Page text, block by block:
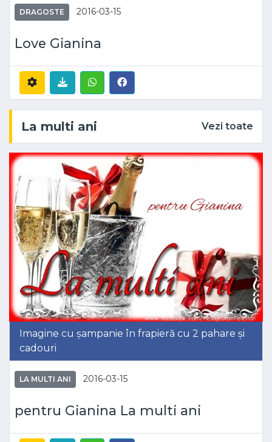
DRAGOSTE 2016-03-15
Love Gianina
La multi ani Vezi toate
Imagine cu șampanie în frapieră cu 2 pahare și
cadouri
LA MULTI ANI 2016-03-15
pentru Gianina La multi ani